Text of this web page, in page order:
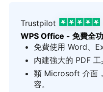
Trustpilot
WPS Office - 免費全
免費使用 Word、
內建強大的 PDF 工
類 Microsoft 介面
容。